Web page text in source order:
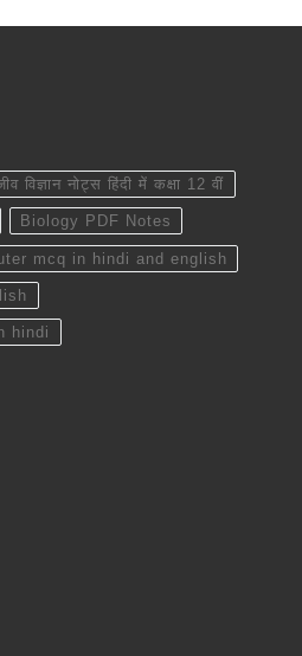
नोट्स हिंदी में कक्षा 12 वीं
Biology PDF Notes
mcq in hindi and english
hindi